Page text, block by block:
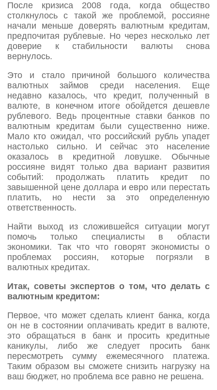
После кризиса 2008 года, когда общество
столкнулось с такой же проблемой, россияне
начали меньше доверять валютным кредитам,
предпочитая рублевые. Но через несколько лет
доверие к стабильности валюты снова
вернулось.
Это и стало причиной большого количества
валютных займов среди населения. Еще
недавно казалось, что кредит, полученный в
валюте, в конечном итоге обойдется дешевле
рублевого. Ведь процентные ставки банков по
валютным кредитам были существенно ниже.
Мало кто ожидал, что российский рубль упадет
настолько сильно. И сейчас это население
оказалось в кредитной ловушке. Обычные
россияне видят только два вариант развития
событий: продолжать платить кредит по
завышенной цене доллара и евро или перестать
платить, но нести за это определенную
ответственность.
Найти выход из сложившейся ситуации могут
помочь только специалисты в области
экономики. Так что что говорят экономисты о
проблемах россиян, которые погрязли в
валютных кредитах.
Итак, советы экспертов о том, что делать с
валютным кредитом:
Первое, что может сделать клиент банка, когда
он не в состоянии оплачивать кредит в валюте,
это обращаться в банк и просить кредитные
каникулы, либо же следует просить банк
пересмотреть сумму ежемесячного платежа.
Таким образом вы сможете снизить нагрузку на
ваш бюджет, но проблема все равно не решена.